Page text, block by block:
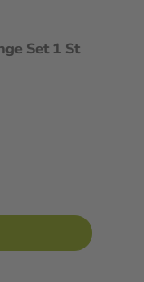
Set 1 St